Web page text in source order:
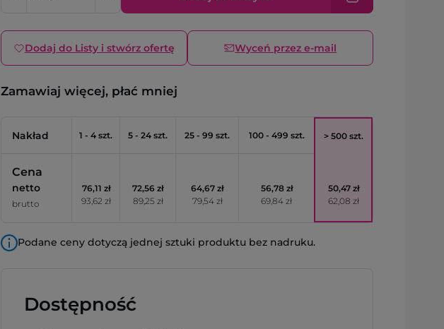
Dodaj do Listy i stwórz ofertę Wyceń przez e-mail
Zamawiaj więcej, płać mniej
Nakład 1 - 4 szt. 5 - 24 szt. 25 - 99 szt. 100 - 499 szt. > 500 szt.
Cena
netto
brutto
76,11 zł
93,62 zł
72,56 zł
89,25 zł
64,67 zł
79,54 zł
56,78 zł
69,84 zł
50,47 zł
62,08 zł
Podane ceny dotyczą jednej sztuki produktu bez nadruku.
Dostępność